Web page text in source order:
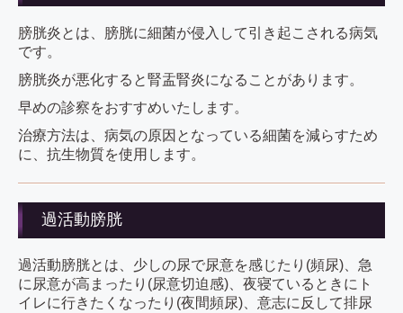
膀胱炎とは、膀胱に細菌が侵入して引き起こされる病気
です。
膀胱炎が悪化すると腎盂腎炎になることがあります。
早めの診察をおすすめいたします。
治療方法は、病気の原因となっている細菌を減らすため
に、抗生物質を使用します。
過活動膀胱
過活動膀胱とは、少しの尿で尿意を感じたり(頻尿)、急
に尿意が高まったり(尿意切迫感)、夜寝ているときにト
イレに行きたくなったり(夜間頻尿)、意志に反して排尿